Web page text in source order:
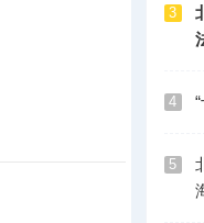
3
4
5